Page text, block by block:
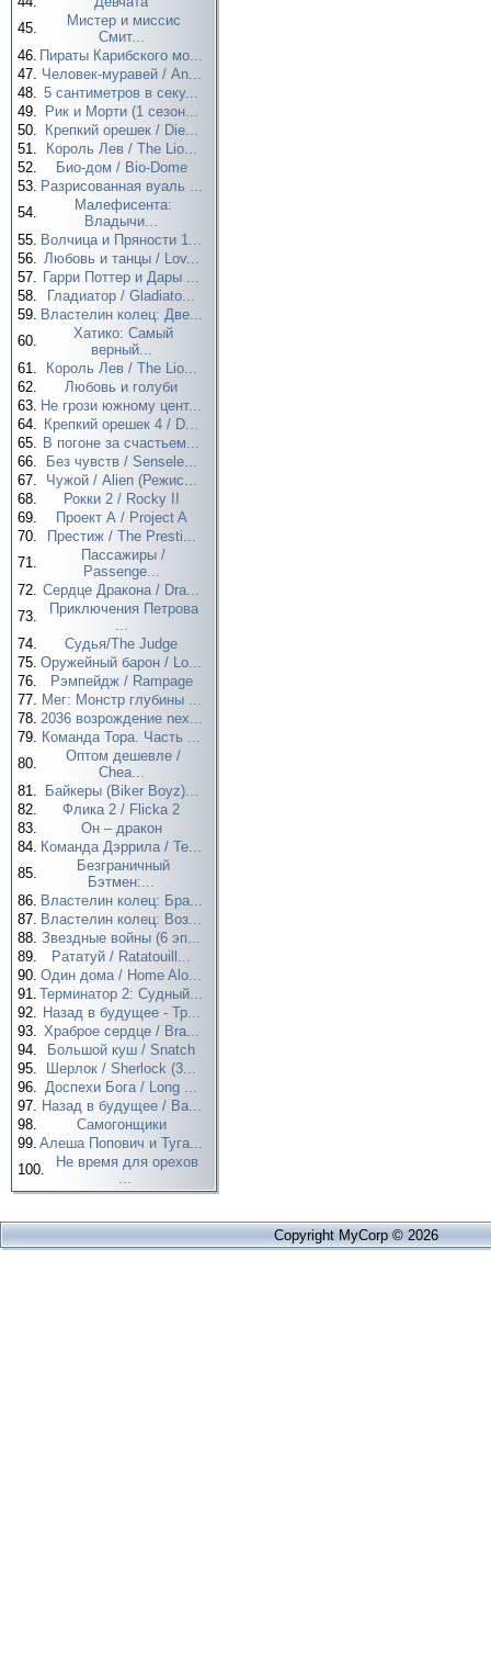
45.
Мистер и миссис
Смит...
46. Пираты Карибского мо...
47. Человек-муравей / An...
48. 5 сантиметров в секу...
49.
Рик и Морти (1 сезон...
50.
Крепкий орешек / Die...
51.
Король Лев / The Lio...
52.
Био-дом / Bio-Dome
53. Разрисованная вуаль ...
54.
Малефисента:
Владычи...
55. Волчица и Пряности 1...
56. Любовь и танцы / Lov...
57. Гарри Поттер и Дары ...
58.
Гладиатор / Gladiato...
59. Властелин колец: Две...
60.
Хатико: Самый
верный...
61.
Король Лев / The Lio...
62.
Любовь и голуби
63. Не грози южному цент...
64. Крепкий орешек 4 / D...
65. В погоне за счастьем...
66.
Без чувств / Sensele...
67.
Чужой / Alien (Режис...
68.
Рокки 2 / Rocky II
69.
Проект А / Project A
70.
Престиж / The Presti...
71.
Пассажиры /
Passenge...
72. Сердце Дракона / Dra...
73.
Приключения Петрова
...
74.
Судья/The Judge
75. Оружейный барон / Lo...
76.
Рэмпейдж / Rampage
77. Мег: Монстр глубины ...
78. 2036 возрождение nex...
79. Команда Тора. Часть ...
80.
Оптом дешевле /
Chea...
81.
Байкеры (Biker Boyz)...
82.
Флика 2 / Flicka 2
83.
Он – дракон
84. Команда Дэррила / Te...
85.
Безграничный
Бэтмен:...
86. Властелин колец: Бра...
87. Властелин колец: Воз...
88. Звездные войны (6 эп...
89.
Рататуй / Ratatouill...
90. Один дома / Home Alo...
91. Терминатор 2: Судный...
92. Назад в будущее - Тр...
93. Храброе сердце / Bra...
94.
Большой куш / Snatch
95.
Шерлок / Sherlock (3...
96. Доспехи Бога / Long ...
97. Назад в будущее / Ba...
98.
Самогонщики
99. Алеша Попович и Туга...
100.
Не время для орехов
...
Copyright MyCorp © 2026